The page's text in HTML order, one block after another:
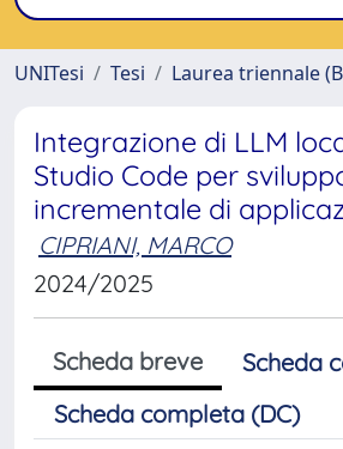
UNITesi
Tesi Laurea triennale
Integrazione di LLM
Studio Code per
incrementale di
CIPRIANI, MARCO
2024/2025
Scheda breve
Scheda
Scheda completa (DC)